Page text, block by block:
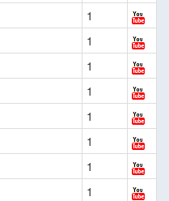
1
1
1
1
1
1
1
1